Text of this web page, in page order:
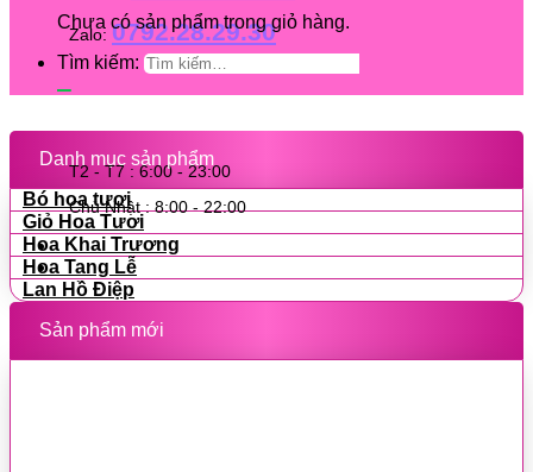
Zalo: 0792.28.29.30
T2 - T7 : 6:00 - 23:00
Chủ Nhật : 8:00 - 22:00
Chưa có sản phẩm trong giỏ hàng.
Tìm kiếm:
Danh mục sản phẩm
Bó hoa tươi
Giỏ Hoa Tươi
Hoa Khai Trương
Hoa Tang Lễ
Lan Hồ Điệp
Sản phẩm mới